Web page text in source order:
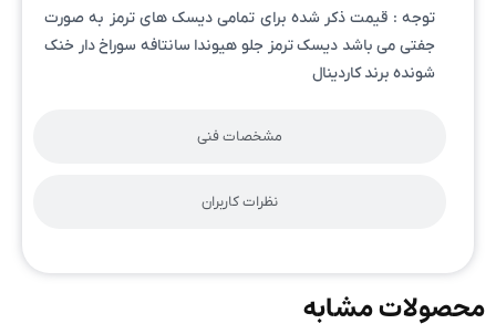
مشخصات فنی
نظرات کاربران
توجه : قیمت ذکر شده برای تمامی دیسک های ترمز به صورت
جفتی می باشد دیسک ترمز جلو هیوندا سانتافه سوراخ دار خنک
شونده برند کاردینال
محصولات مشابه